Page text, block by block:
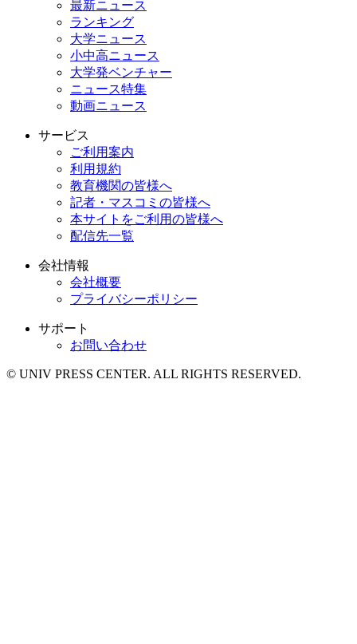
最新ニュース
ランキング
大学ニュース
小中高ニュース
大学発ベンチャー
ニュース特集
動画ニュース
サービス
ご利用案内
利用規約
教育機関の皆様へ
記者・マスコミの皆様へ
本サイトをご利用の皆様へ
配信先一覧
会社情報
会社概要
プライバシーポリシー
サポート
お問い合わせ
© UNIV PRESS CENTER. ALL RIGHTS RESERVED.